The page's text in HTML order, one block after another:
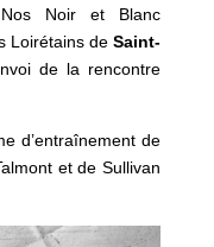
Noir et Blanc
Loirétains de Saint-
de la rencontre
d’entraînement de
et de Sullivan